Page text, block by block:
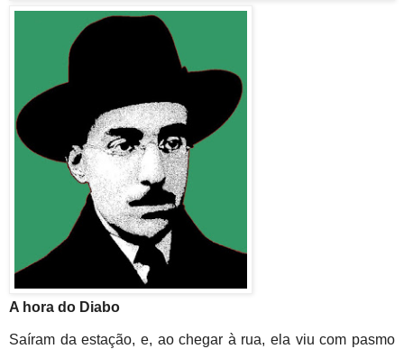
A hora do Diabo
Saíram da estação, e, ao chegar à rua, ela viu com pasmo